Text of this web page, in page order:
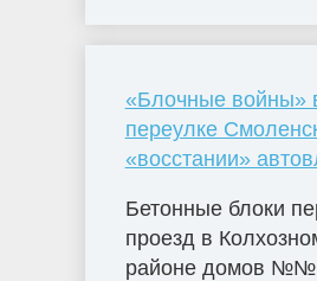
«Блочные войны»
переулке
«восстании»
Бетонные блоки
проезд в
районе домов